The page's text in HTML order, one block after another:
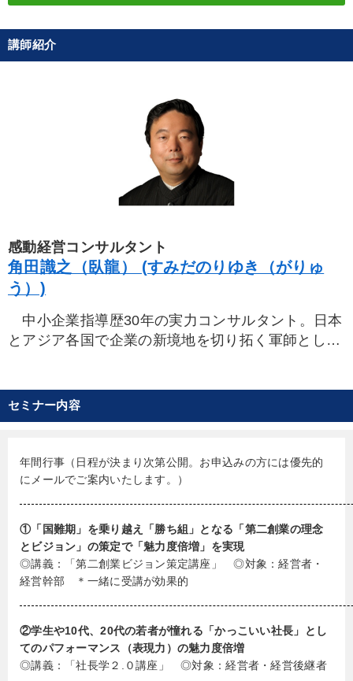
講師紹介
感動経営コンサルタント
角田識之（臥龍） (すみだのりゆき（がりゅ
う）)
中小企業指導歴30年の実力コンサルタント。日本
とアジア各国で企業の新境地を切り拓く軍師として
中小企業が頭ひとつ抜け、圧倒的なポジションと
利益を生み出す「感動経営」を指導し、特に2代
績Ｖ字急回復」「新業態開発」「業績アップサポー
ト」を得意とする。
セミナー内容
年間行事（日程が決まり次第公開。お申込みの方には優先的
にメールでご案内いたします。）
①「国難期」を乗り越え「勝ち組」となる「第二創業の理念
とビジョン」の策定で「魅力度倍増」を実現
◎講義：「第二創業ビジョン策定講座」 ◎対象：経営者・
経営幹部 ＊一緒に受講が効果的
②学生や10代、20代の若者が憧れる「かっこいい社長」とし
てのパフォーマンス（表現力）の魅力度倍増
◎講義：「社長学２.０講座」 ◎対象：経営者・経営後継者